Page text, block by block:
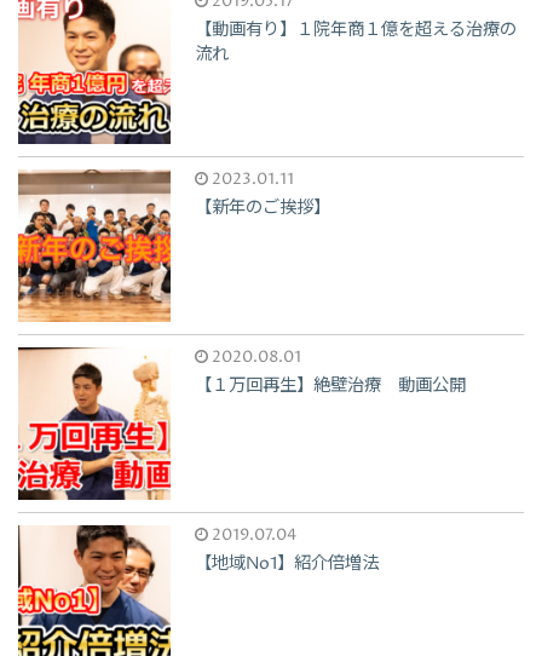
【動画有り】１院年商１億を超える治療の
流れ
2023.01.11
【新年のご挨拶】
2020.08.01
【１万回再生】絶壁治療 動画公開
2019.07.04
【地域No1】紹介倍増法